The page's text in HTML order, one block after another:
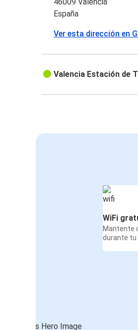
España
Ver esta dirección en
Valencia Estación de
WiFi
Mantente
durante tu